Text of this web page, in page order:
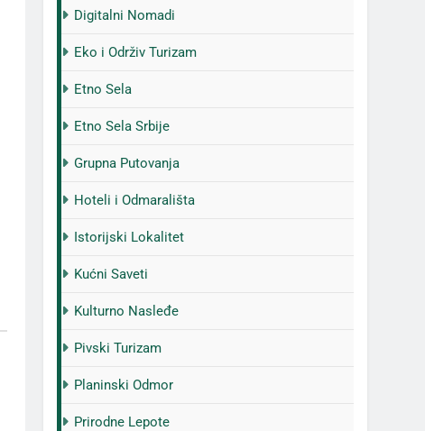
Digitalni Nomadi
Eko i Održiv Turizam
Etno Sela
Etno Sela Srbije
Grupna Putovanja
Hoteli i Odmarališta
Istorijski Lokalitet
Kućni Saveti
Kulturno Nasleđe
Pivski Turizam
Planinski Odmor
Prirodne Lepote